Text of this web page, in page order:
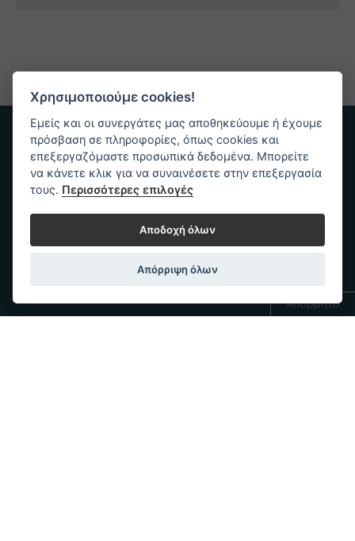
Απόρρητο
Trademark of
Χρησιμοποιούμε cookies!
Εμείς και οι συνεργάτες μας αποθηκεύουμε ή έχουμε
πρόσβαση σε πληροφορίες, όπως cookies και
επεξεργαζόμαστε προσωπικά δεδομένα. Μπορείτε
να κάνετε κλικ για να συναινέσετε στην επεξεργασία
τους. Περισσότερες επιλογές
Αποδοχή όλων
Απόρριψη όλων